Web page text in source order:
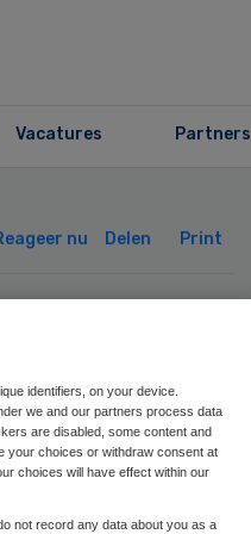
Vacatures Partners
nu Delen Print
identifiers, on your device.
we and our partners process data
are disabled, some content and
your choices or withdraw consent at
choices will have effect within our
not record any data about you as a